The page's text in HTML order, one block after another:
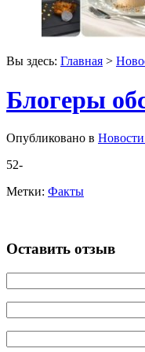
Вы здесь: Главная >
Блогеры
Опубликовано в
52-
Метки: Факты
Оставить отзыв